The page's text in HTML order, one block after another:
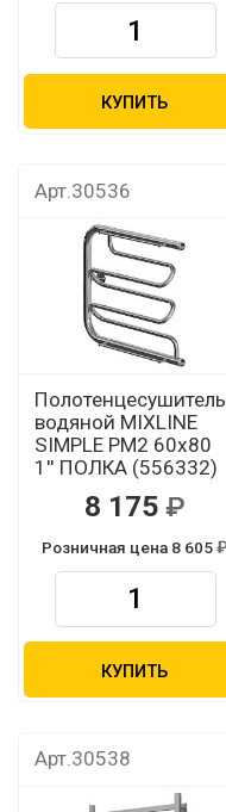
КУПИТЬ
Арт.30536
Полотенцесушитель
водяной MIXLINE
SIMPLE PM2 60х80
1'' ПОЛКА (556332)
8 175
Розничная цена 8 605
КУПИТЬ
Арт.30538